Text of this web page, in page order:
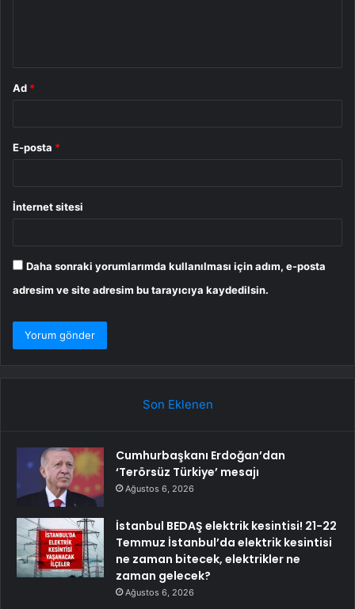
Ad *
E-posta *
İnternet sitesi
Daha sonraki yorumlarımda kullanılması için adım, e-posta
adresim ve site adresim bu tarayıcıya kaydedilsin.
Son Eklenen
Cumhurbaşkanı Erdoğan’dan
‘Terörsüz Türkiye’ mesajı
Ağustos 6, 2026
İstanbul BEDAŞ elektrik kesintisi! 21-22
Temmuz İstanbul’da elektrik kesintisi
ne zaman bitecek, elektrikler ne
zaman gelecek?
Ağustos 6, 2026